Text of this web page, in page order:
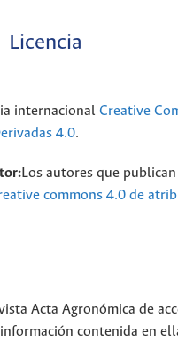
Licencia
internacional Creative
4.0.
Los autores que
commons 4.0 de
Acta Agronómica de
contenida en